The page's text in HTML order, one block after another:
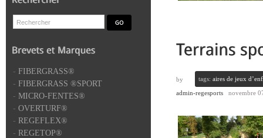
tags: aires de jeux
by
admin-regesports novembre
- FIBERGRASS®
- FIBERGRASS ®SPORT
- MICRO-FENTES®
- OVERTURF®
- REGEFLEX®
- REGETOP®